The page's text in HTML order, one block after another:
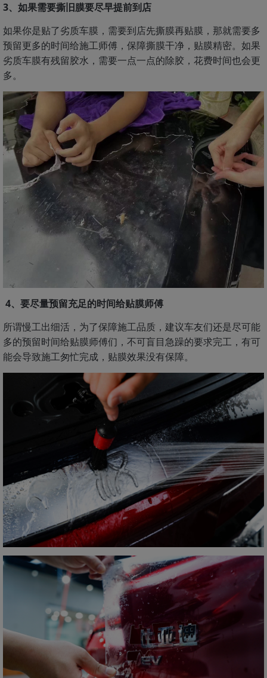
3、如果需要撕旧膜要尽早提前到店
如果你是贴了劣质车膜，需要到店先撕膜再贴膜，那就需要多
预留更多的时间给施工师傅，保障撕膜干净，贴膜精密。如果
劣质车膜有残留胶水，需要一点一点的除胶，花费时间也会更
多。
4、要尽量预留充足的时间给贴膜师傅
所谓慢工出细活，为了保障施工品质，建议车友们还是尽可能
多的预留时间给贴膜师傅们，不可盲目急躁的要求完工，有可
能会导致施工匆忙完成，贴膜效果没有保障。